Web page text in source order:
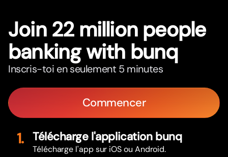
Join 22 million people
banking with bunq
Inscris-toi en seulement 5 minutes
Commencer
1. Télécharge l'application bunq
Télécharge l'app sur iOS ou Android.